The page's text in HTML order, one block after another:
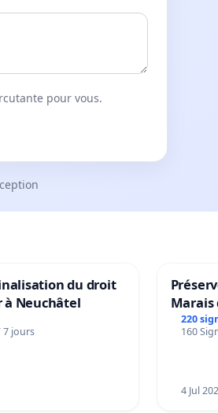
pour vous.
du droit
Neuchâtel
7 jours
Marais
220
160
4 Jul